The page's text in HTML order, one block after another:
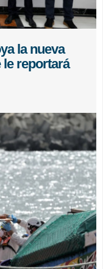
la nueva
reportará